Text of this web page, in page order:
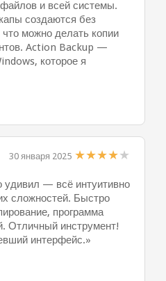
и всей системы.
создаются без
можно делать копии
Action Backup —
которое я
30 января 2025 ★★★★★
удивил — всё интуитивно
сложностей. Быстро
программа
Отличный инструмент!
интерфейс.»